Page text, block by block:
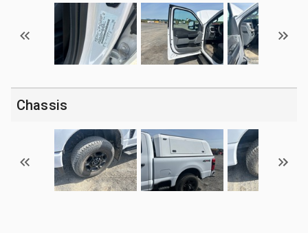
Chassis